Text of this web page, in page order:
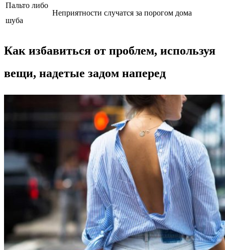
Пальто либо
шуба
Неприятности случатся за порогом дома
Как избавиться от проблем, используя
вещи, надетые задом наперед